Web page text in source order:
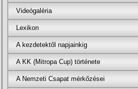
Videógaléria
Lexikon
A kezdetektől napjainkig
A KK (Mitropa Cup) története
A Nemzeti Csapat mérkőzései